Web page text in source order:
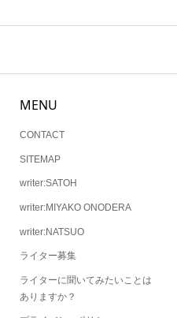
MENU
CONTACT
SITEMAP
writer:SATOH
writer:MIYAKO ONODERA
writer:NATSUO
ライター募集
ライターに聞いてみたいことは
ありますか？